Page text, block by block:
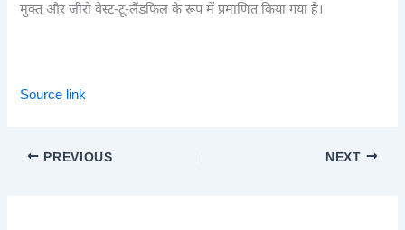
मुक्त और जीरो वेस्ट-टू-लैंडफिल के रूप में प्रमाणित किया गया है।
Source link
PREVIOUS NEXT